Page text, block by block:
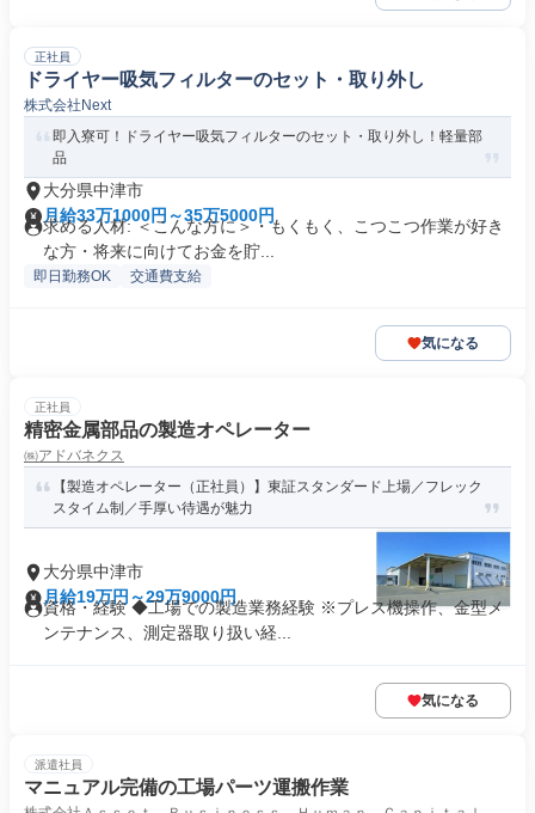
正社員
ドライヤー吸気フィルターのセット・取り外し
株式会社Next
即入寮可！ドライヤー吸気フィルターのセット・取り外し！軽量部
品
大分県中津市
月給33万1000円～35万5000円
求める人材: ＜こんな方に＞・もくもく、こつこつ作業が好き
な方・将来に向けてお金を貯...
即日勤務OK 交通費支給
気になる
正社員
精密金属部品の製造オペレーター
㈱アドバネクス
【製造オペレーター（正社員）】東証スタンダード上場／フレック
スタイム制／手厚い待遇が魅力
大分県中津市
月給19万円～29万9000円
資格・経験 ◆工場での製造業務経験 ※プレス機操作、金型メ
ンテナンス、測定器取り扱い経...
気になる
派遣社員
マニュアル完備の工場パーツ運搬作業